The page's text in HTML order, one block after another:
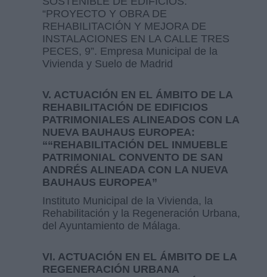
“PROYECTO Y OBRA DE
REHABILITACIÓN Y MEJORA DE
INSTALACIONES EN LA CALLE TRES
PECES, 9”. Empresa Municipal de la
Vivienda y Suelo de Madrid
V. ACTUACIÓN EN EL ÁMBITO DE LA
REHABILITACIÓN DE EDIFICIOS
PATRIMONIALES ALINEADOS CON LA
NUEVA BAUHAUS EUROPEA:
““REHABILITACIÓN DEL INMUEBLE
PATRIMONIAL CONVENTO DE SAN
ANDRÉS ALINEADA CON LA NUEVA
BAUHAUS EUROPEA”
Instituto Municipal de la Vivienda, la
Rehabilitación y la Regeneración Urbana,
del Ayuntamiento de Málaga.
VI. ACTUACIÓN EN EL ÁMBITO DE LA
REGENERACIÓN URBANA